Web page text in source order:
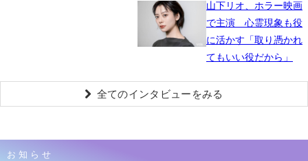
山下リオ、ホラー映画
で主演 心霊現象も役
に活かす「取り憑かれ
てもいい役だから」
全てのインタビューをみる
お知らせ